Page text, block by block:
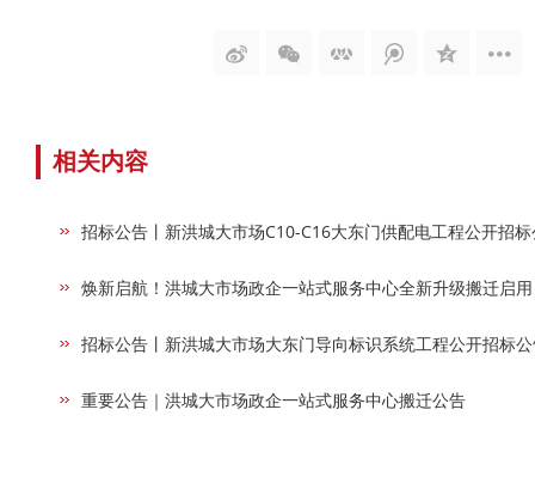
相关内容
招标公告丨新洪城大市场C10-C16大东门供配电工程公开招
焕新启航！洪城大市场政企一站式服务中心全新升级搬迁启用
招标公告丨新洪城大市场大东门导向标识系统工程公开招标
重要公告｜洪城大市场政企一站式服务中心搬迁公告